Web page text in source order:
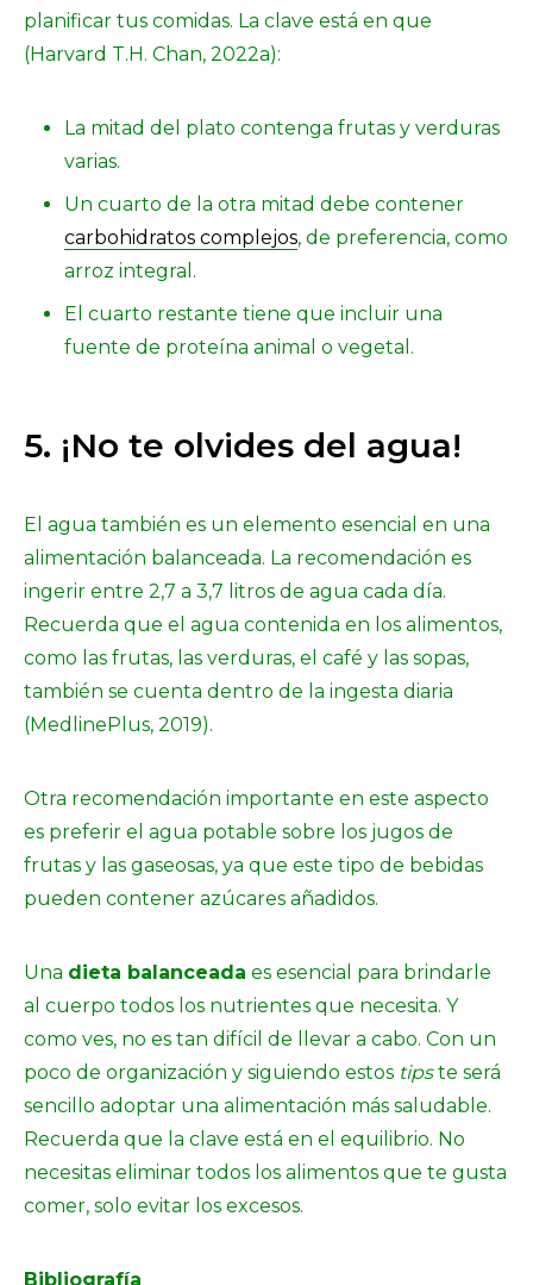
planificar tus comidas. La clave está en que
(Harvard T.H. Chan, 2022a):
La mitad del plato contenga frutas y verduras
varias.
Un cuarto de la otra mitad debe contener
carbohidratos complejos, de preferencia, como
arroz integral.
El cuarto restante tiene que incluir una
fuente de proteína animal o vegetal.
5. ¡No te olvides del agua!
El agua también es un elemento esencial en una
alimentación balanceada. La recomendación es
ingerir entre 2,7 a 3,7 litros de agua cada día.
Recuerda que el agua contenida en los alimentos,
como las frutas, las verduras, el café y las sopas,
también se cuenta dentro de la ingesta diaria
(MedlinePlus, 2019).
Otra recomendación importante en este aspecto
es preferir el agua potable sobre los jugos de
frutas y las gaseosas, ya que este tipo de bebidas
pueden contener azúcares añadidos.
Una dieta balanceada es esencial para brindarle
al cuerpo todos los nutrientes que necesita. Y
como ves, no es tan difícil de llevar a cabo. Con un
poco de organización y siguiendo estos tipste será
sencillo adoptar una alimentación más saludable.
Recuerda que la clave está en el equilibrio. No
necesitas eliminar todos los alimentos que te gusta
comer, solo evitar los excesos.
Bibliografía